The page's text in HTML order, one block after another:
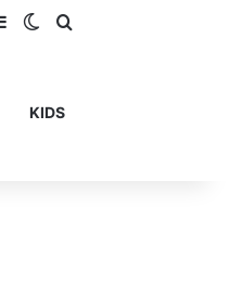
Sidebar (barre latérale)
Switch skin
KIDS